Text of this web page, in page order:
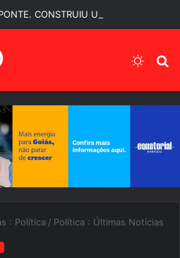
CONSTRUIU UMA.
: Política / Política : Últimas Notícias